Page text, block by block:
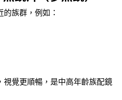
族群，例如：
覺更順暢，是中高年齡族配鏡